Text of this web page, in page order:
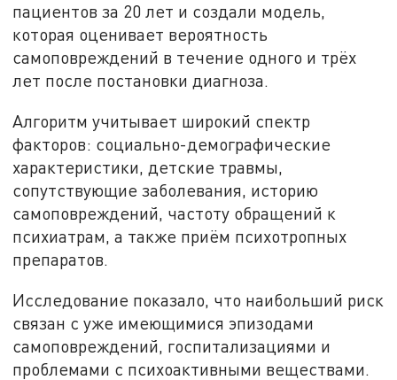
пациентов за 20 лет и создали модель,
которая оценивает вероятность
самоповреждений в течение одного и трёх
лет после постановки диагноза.
Алгоритм учитывает широкий спектр
факторов: социально-демографические
характеристики, детские травмы,
сопутствующие заболевания, историю
самоповреждений, частоту обращений к
психиатрам, а также приём психотропных
препаратов.
Исследование показало, что наибольший риск
связан с уже имеющимися эпизодами
самоповреждений, госпитализациями и
проблемами с психоактивными веществами.